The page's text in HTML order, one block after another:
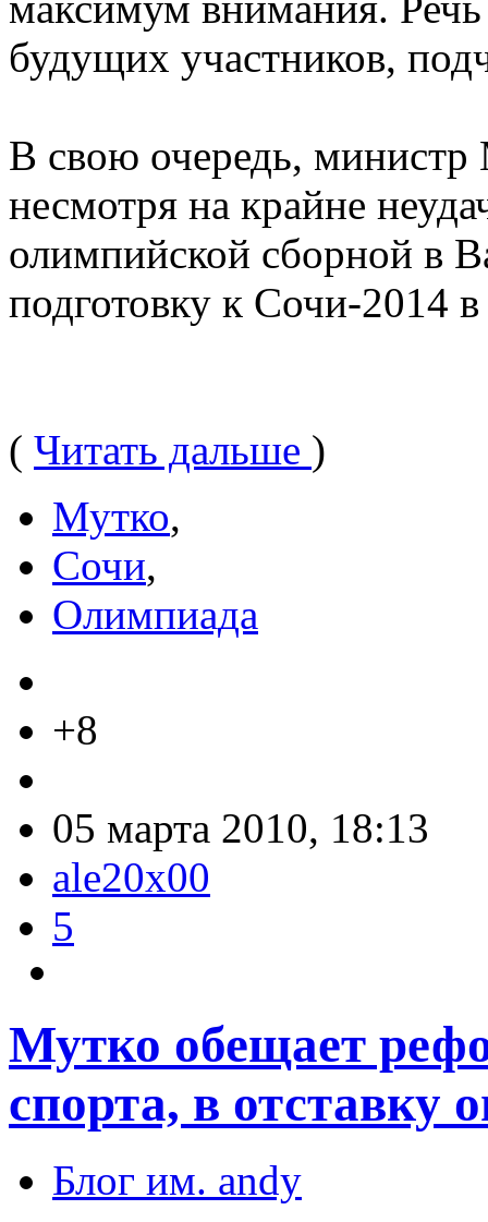
будущих участников,
В свою очередь,
несмотря на крайне
олимпийской сборной в
подготовку к Сочи-2014
( Читать дальше )
Мутко,
Сочи,
Олимпиада
+8
05 марта 2010, 18:13
ale20x00
5
Мутко обещает
спорта, в отставку
Блог им. andy